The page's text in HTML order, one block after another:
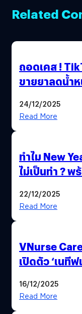
Related
ถอดเคส !
ขายยาลดน้ำ
24/12/2025
Read More
ทำไม New
ไม่เป็นท่า ?
22/12/2025
Read More
VNurse
เปิดตัว ‘เนที
จบในที่เดียว
16/12/2025
Read More